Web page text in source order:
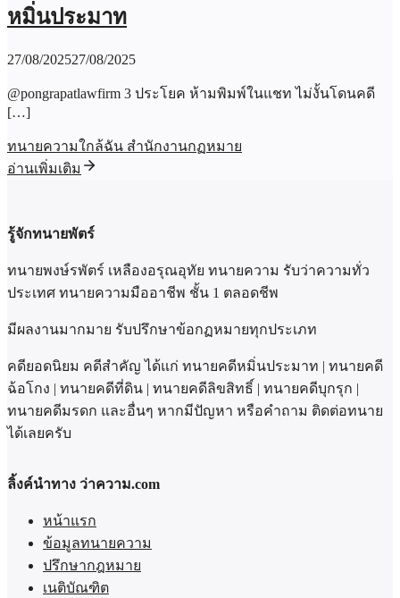
หมิ่นประมาท
27/08/202527/08/2025
@pongrapatlawfirm 3 ประโยค ห้ามพิมพ์ในแชท ไม่งั้นโดนคดี
[…]
ทนายความใกล้ฉัน สำนักงานกฏหมาย
อ่านเพิ่มเติม
รู้จักทนายพัตร์
ทนายพงษ์รพัตร์ เหลืองอรุณอุทัย ทนายความ รับว่าความทั่ว
ประเทศ ทนายความมืออาชีพ ชั้น 1 ตลอดชีพ
มีผลงานมากมาย รับปรึกษาข้อกฏหมายทุกประเภท
คดียอดนิยม คดีสำคัญ ได้แก่ ทนายคดีหมิ่นประมาท | ทนายคดี
ฉ้อโกง | ทนายคดีที่ดิน | ทนายคดีลิขสิทธิ์ | ทนายคดีบุกรุก |
ทนายคดีมรดก และอื่นๆ หากมีปัญหา หรือคำถาม ติดต่อทนาย
ได้เลยครับ
ลิ้งค์นำทาง ว่าความ.com
หน้าแรก
ข้อมูลทนายความ
ปรึกษากฎหมาย
เนติบัณฑิต